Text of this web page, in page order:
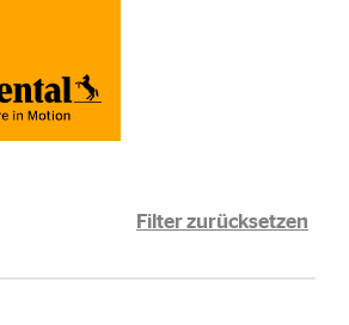
Filter zurücksetzen